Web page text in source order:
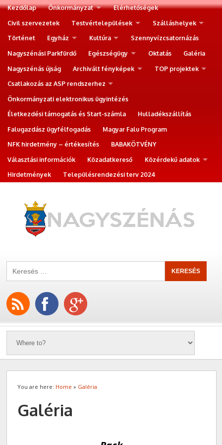
Kezdőlap Önkormányzat
Elérhetőségek
Civil szervezetek
Testvértelepülések
Szálláshelyek
Történet
Egyház Kultúra
Szennyvízcsatornázás
Nagyszénási Parkfürdő
Egészségügy Oktatás
Galéria
Nagyszénás újság
Archivált fényképek
TOP projektek
Csatlakozás az ASP rendszerhez
Önkormányzati elektronikus ügyintézés
Életkezdési támogatás és Start-számla
Hulladékszállítás
Falugazdász ügyfélfogadás
Magyar Falu Program
NFK hirdetmény – értékesítés
BABAKÖTVÉNY
Választási információk
Közadatkereső
Közérdekű adatok
Hirdetmények
Településrendezési terv 2024
You are here: Home » Galéria
Galéria